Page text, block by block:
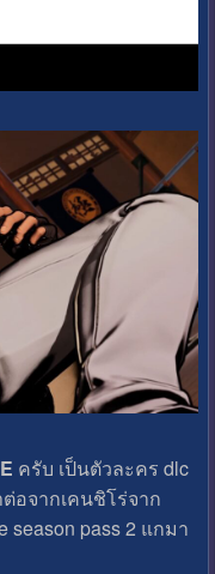
ครับ เป็นตัวละคร dlc
อจากเคนชิโร่จาก
season pass 2 แกมา